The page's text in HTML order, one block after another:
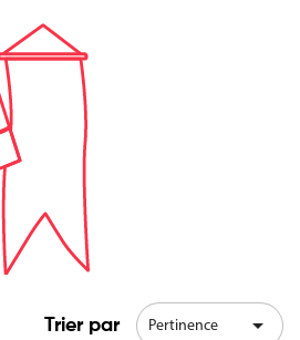
Trier par Pertinence 